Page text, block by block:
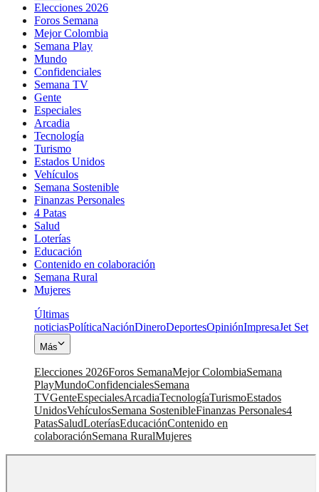
Elecciones 2026
Foros Semana
Mejor Colombia
Semana Play
Mundo
Confidenciales
Semana TV
Gente
Especiales
Arcadia
Tecnología
Turismo
Estados Unidos
Vehículos
Semana Sostenible
Finanzas Personales
4 Patas
Salud
Loterías
Educación
Contenido en colaboración
Semana Rural
Mujeres
Últimas
noticiasPolíticaNaciónDineroDeportesOpiniónImpresaJet Set
Más
Elecciones 2026Foros SemanaMejor ColombiaSemana
PlayMundoConfidencialesSemana
TVGenteEspecialesArcadiaTecnologíaTurismoEstados
UnidosVehículosSemana SostenibleFinanzas Personales4
PatasSaludLoteríasEducaciónContenido en
colaboraciónSemana RuralMujeres